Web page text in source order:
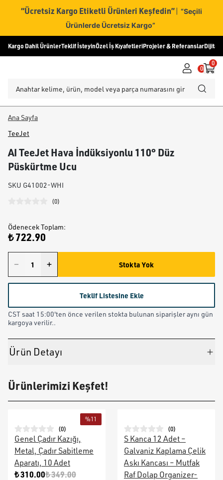
“Ücretsiz Kargo Etiketli Ürünleri Keşfedin” | “Seçili
Ürünlerde Ücretsiz Kargo”
Kargo Dahil ÜrünlerTeklif İsteyinÖzel İş KıyafetleriProjeler & ReferanslarDijital
0
0
Ana Sayfa
TeeJet
AI TeeJet Hava İndüksiyonlu 110° Düz
Püskürtme Ucu
SKU G41002-WHI
(0)
Ödenecek Toplam:
₺ 722.90
Stokta Yok
Teklif Listesine Ekle
CST saat 15:00'ten önce verilen stokta bulunan siparişler aynı gün
kargoya verilir..
Ürün Detayı
Ürünlerimizi Keşfet!
%11
(0)
Genel Çadır Kazığı,
Metal, Çadır Sabitleme
Aparatı, 10 Adet
₺ 310.00₺ 349.00
(0)
S Kanca 12 Adet –
Galvaniz Kaplama Çelik
Askı Kancası – Mutfak
Raf Dolap Organizer-